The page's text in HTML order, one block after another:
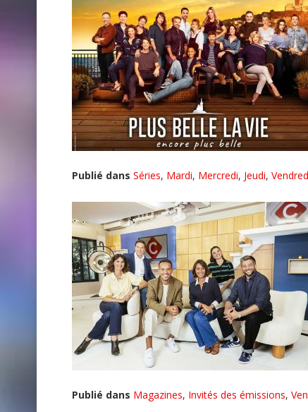
Publié dans Séries, Mardi, Mercredi, Jeudi,
Publié dans Magazines, Invités des émissions,